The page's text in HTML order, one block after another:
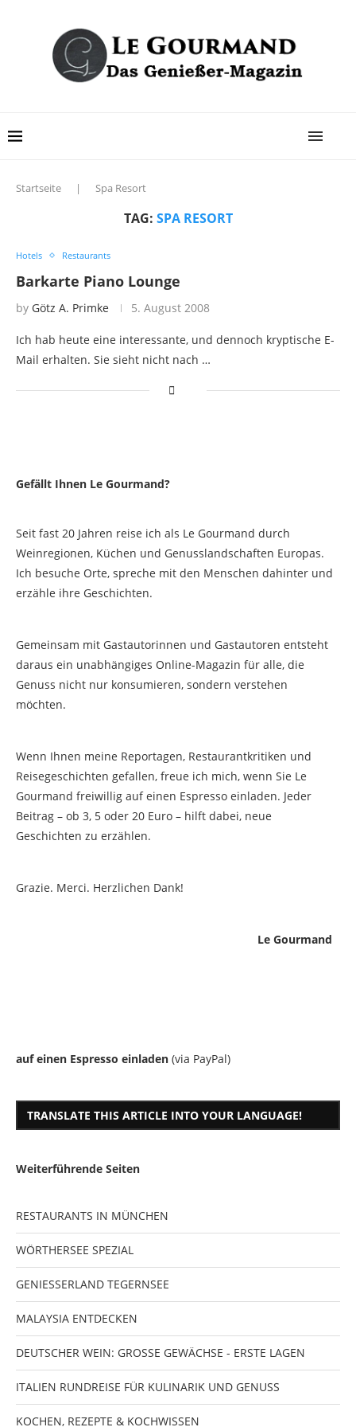
Startseite | Spa Resort
TAG: SPA RESORT
Hotels Restaurants
Barkarte Piano Lounge
by Götz A. Primke 5. August 2008
Ich hab heute eine interessante, und dennoch kryptische E-
Mail erhalten. Sie sieht nicht nach …
Gefällt Ihnen Le Gourmand?
Seit fast 20 Jahren reise ich als Le Gourmand durch
Weinregionen, Küchen und Genusslandschaften Europas.
Ich besuche Orte, spreche mit den Menschen dahinter und
erzähle ihre Geschichten.
Gemeinsam mit Gastautorinnen und Gastautoren entsteht
daraus ein unabhängiges Online-Magazin für alle, die
Genuss nicht nur konsumieren, sondern verstehen
möchten.
Wenn Ihnen meine Reportagen, Restaurantkritiken und
Reisegeschichten gefallen, freue ich mich, wenn Sie Le
Gourmand freiwillig auf einen Espresso einladen. Jeder
Beitrag – ob 3, 5 oder 20 Euro – hilft dabei, neue
Geschichten zu erzählen.
Grazie. Merci. Herzlichen Dank!
Le Gourmand
auf einen Espresso einladen (via PayPal)
TRANSLATE THIS ARTICLE INTO YOUR LANGUAGE!
Weiterführende Seiten
RESTAURANTS IN MÜNCHEN
WÖRTHERSEE SPEZIAL
GENIESSERLAND TEGERNSEE
MALAYSIA ENTDECKEN
DEUTSCHER WEIN: GROSSE GEWÄCHSE - ERSTE LAGEN
ITALIEN RUNDREISE FÜR KULINARIK UND GENUSS
KOCHEN, REZEPTE & KOCHWISSEN